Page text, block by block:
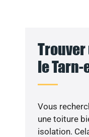
le Tarn-
Vous
une toiture
isolation.